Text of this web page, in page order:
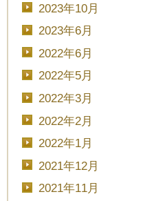
2023年10月
2023年6月
2022年6月
2022年5月
2022年3月
2022年2月
2022年1月
2021年12月
2021年11月